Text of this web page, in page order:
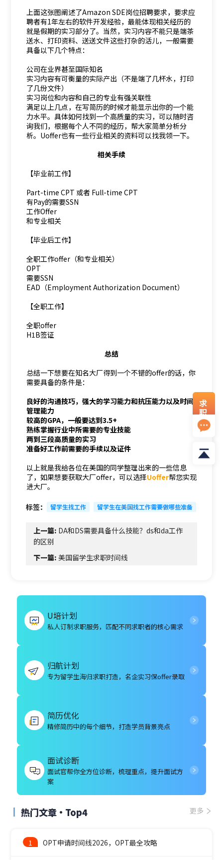
上面这张图阐述了Amazon SDE岗位招聘要求，要求应
聘者有1年左右的软件开发经验，最能体现相关经历的
就是假期的实习部分了。当然，实习内容不能只是端茶
送水、打印资料、送送文件这些打杂的活儿，一般需要
具备以下几个特点：
公司在业界甚至国际知名
实习内容有可衡量的实际产出（不是端了几杯水，打印
了几份文件）
实习岗位和内容和自己的专业有强关联性
满足以上几点，在写简历的时候才能显示出你的一个能
力水平。具体如何找到一个高质量的实习，可以随时咨
询我们，根据每个人不同的经历，帮大家简单分析分
析。Uoffer也有一些行业相关的资料可以找我领一下。
相关手续
【毕业前工作】
Part-time CPT 或者 Full-time CPT
有Pay的需要SSN
工作Offer
和专业相关
【毕业后工作】
全职工作offer（和专业相关）
OPT
需要SSN
EAD（Employment Authorization Document）
【全职工作】
全职offer
H1B签证
总结
总结一下想要在知名大厂得到一个不错的offer的话，你
需要具备的条件是：
良好的沟通技巧，强大的学习能力和抗压能力以及时间
管理能力
较高的GPA，一般要达到3.5+
熟练掌握行业中所需要的专业技能
两到三段高质量的实习
准备好工作前需要的手续以及证件
以上就是我给各位在美国的同学整理出来的一些信息
了，如果想要获取大厂offer，可以选择Uoffer帮您实现
进大厂。
标签： 留学生找工作 留学生在美国找工作需要做哪些准备
上一篇: DA和DS需要具备什么技能？ds和da工作
的区别
下一篇:美国留学生求职时间线
U培计划
私人订制求职服务，匹配不同求职者的核心需求
归航计划
专为留学生海归求职打造，名企实习保offer录取
简历优化
精修简历中的每个细节，打造学员背景亮点
面试诊断
面试官帮你全方位诊断，梳理重点，提升面试方
案
热门文章·Top4 更多
1 OPT申请时间线2026，OPT最全攻略
求
职
资
料